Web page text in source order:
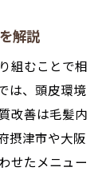
解説
組むことで相
は、頭皮環境
改善は毛髪内
摂津市や大阪
せたメニュー